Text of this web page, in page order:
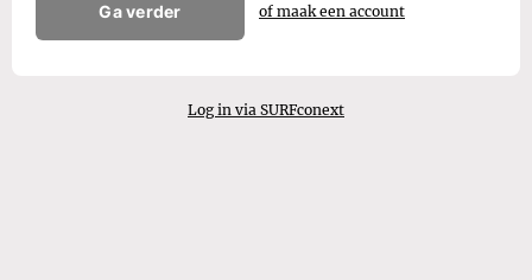
Ga verder of maak een account
Log in via SURFconext